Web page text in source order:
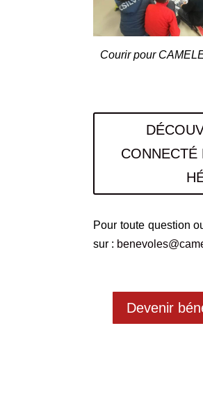
Courir pour
CONNECTÉ
Pour toute question
sur :
Devenir